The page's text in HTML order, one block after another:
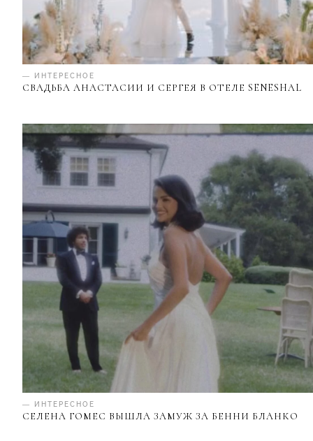
— ИНТЕРЕСНОЕ
СВАДЬБА АНАСТАСИИ И СЕРГЕЯ В ОТЕЛЕ SENESHAL
— ИНТЕРЕСНОЕ
СЕЛЕНА ГОМЕС ВЫШЛА ЗАМУЖ ЗА БЕННИ БЛАНКО